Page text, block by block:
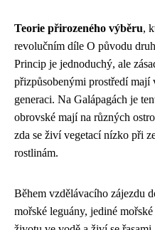
Teorie přirozeného výběru,
revolučním díle O původu
Princip je jednoduchý, ale
přizpůsobenými prostředí mají
generaci. Na Galápagách je
obrovské mají na různých
zda se živí vegetací nízko při
rostlinám.
Během vzdělávacího zájezdu
mořské leguány, jediné